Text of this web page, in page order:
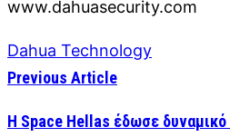
www.dahuasecurity.com
Dahua Technology
Previous Article
Η Space Hellas έδωσε